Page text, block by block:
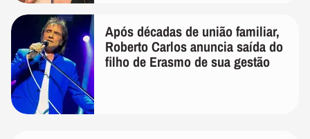
Após décadas de união familiar,
Roberto Carlos anuncia saída do
filho de Erasmo de sua gestão